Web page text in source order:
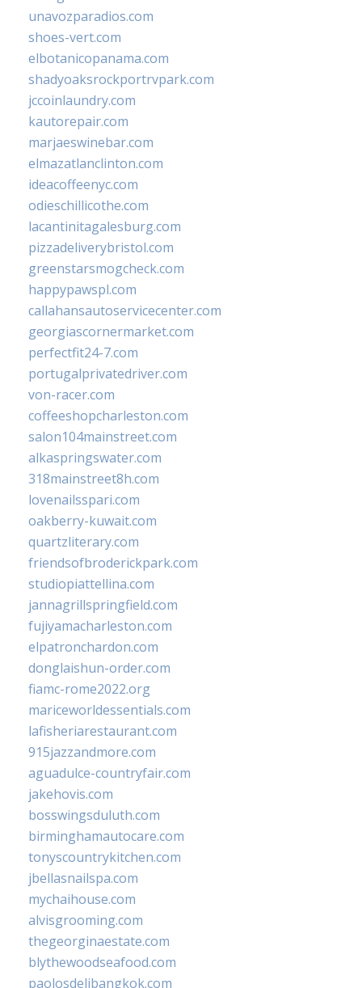
unavozparadios.com
shoes-vert.com
elbotanicopanama.com
shadyoaksrockportrvpark.com
jccoinlaundry.com
kautorepair.com
marjaeswinebar.com
elmazatlanclinton.com
ideacoffeenyc.com
odieschillicothe.com
lacantinitagalesburg.com
pizzadeliverybristol.com
greenstarsmogcheck.com
happypawspl.com
callahansautoservicecenter.com
georgiascornermarket.com
perfectfit24-7.com
portugalprivatedriver.com
von-racer.com
coffeeshopcharleston.com
salon104mainstreet.com
alkaspringswater.com
318mainstreet8h.com
lovenailsspari.com
oakberry-kuwait.com
quartzliterary.com
friendsofbroderickpark.com
studiopiattellina.com
jannagrillspringfield.com
fujiyamacharleston.com
elpatronchardon.com
donglaishun-order.com
fiamc-rome2022.org
mariceworldessentials.com
lafisheriarestaurant.com
915jazzandmore.com
aguadulce-countryfair.com
jakehovis.com
bosswingsduluth.com
birminghamautocare.com
tonyscountrykitchen.com
jbellasnailspa.com
mychaihouse.com
alvisgrooming.com
thegeorginaestate.com
blythewoodseafood.com
paolosdelibangkok.com